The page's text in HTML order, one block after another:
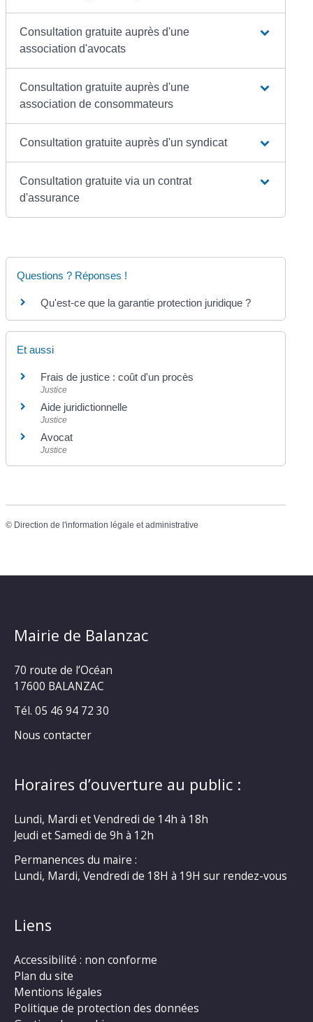
Consultation gratuite auprès d'une
association d'avocats
Consultation gratuite auprès d'une
association de consommateurs
Consultation gratuite auprès d'un syndicat
Consultation gratuite via un contrat
d'assurance
Questions ? Réponses !
Qu'est-ce que la garantie protection juridique ?
Et aussi
Frais de justice : coût d'un procès
Justice
Aide juridictionnelle
Justice
Avocat
Justice
© Direction de l'information légale et administrative
Mairie de Balanzac
70 route de l’Océan
17600 BALANZAC
Tél. 05 46 94 72 30
Nous contacter
Horaires d’ouverture au public :
Lundi, Mardi et Vendredi de 14h à 18h
Jeudi et Samedi de 9h à 12h
Permanences du maire :
Lundi, Mardi, Vendredi de 18H à 19H sur rendez-vous
Liens
Accessibilité : non conforme
Plan du site
Mentions légales
Politique de protection des données